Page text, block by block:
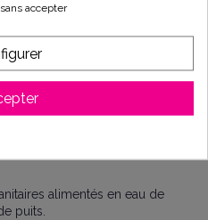
domestiques,
de particules solides
en suspension dans l'eau.
placé à l'entrée de
des accessoires
alimentés en eau de
puits.
accepter